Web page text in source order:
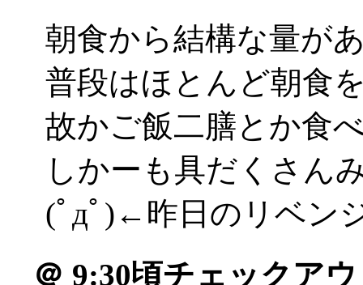
朝食から結構な量が
普段はほとんど朝食
故かご飯二膳とか食
しかーも具だくさん
(ﾟдﾟ)←昨日のリベン
＠ 9:30頃チェックア